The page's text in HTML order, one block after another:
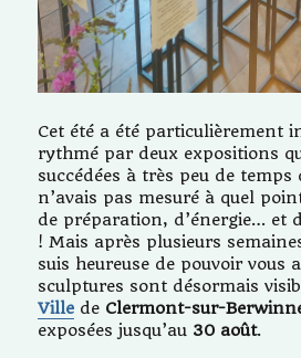
Cet été a été particulièrement
rythmé par deux expositions
succédées à très peu de temps
n’avais pas mesuré à quel
de préparation, d’énergie… et
! Mais après plusieurs
suis heureuse de pouvoir vous
sculptures sont désormais
Ville de Clermont-sur-
exposées jusqu’au 30 août.